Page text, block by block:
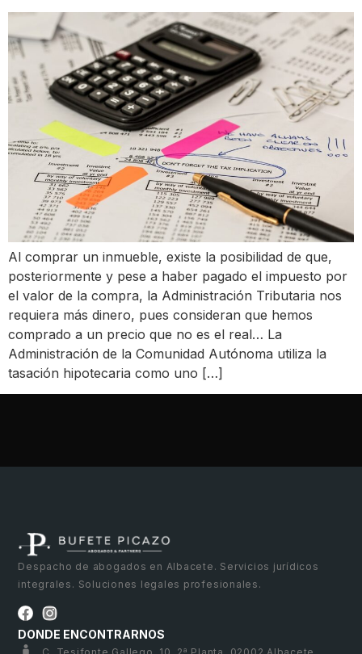
Al comprar un inmueble, existe la posibilidad de que,
posteriormente y pese a haber pagado el impuesto por
el valor de la compra, la Administración Tributaria nos
requiera más dinero, pues consideran que hemos
comprado a un precio que no es el real… La
Administración de la Comunidad Autónoma utiliza la
tasación hipotecaria como uno […]
Despacho de abogados en Albacete. Servicios jurídicos
integrales. Soluciones legales profesionales.
DONDE ENCONTRARNOS